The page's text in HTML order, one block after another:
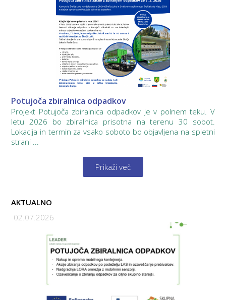
Potujoča zbiralnica odpadkov
Projekt Potujoča zbiralnica odpadkov je v polnem teku. V
letu 2026 bo zbiralnica prisotna na terenu 30 sobot.
Lokacija in termin za vsako soboto bo objavljena na spletni
strani ...
Prikaži več
AKTUALNO
02.07.2026